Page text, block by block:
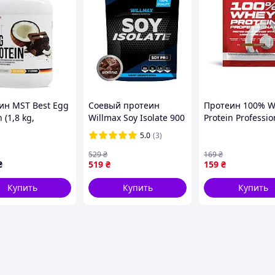
MST Best Egg
(1,8 kg,
Купить
Соевый протеин
Willmax Soy Isolate 900
g растительный белок
булочка з корицею
5.0 (3)
519 ₴
529₴
Купить
Протеин 100%
Protein
159 ₴
169₴
Купить